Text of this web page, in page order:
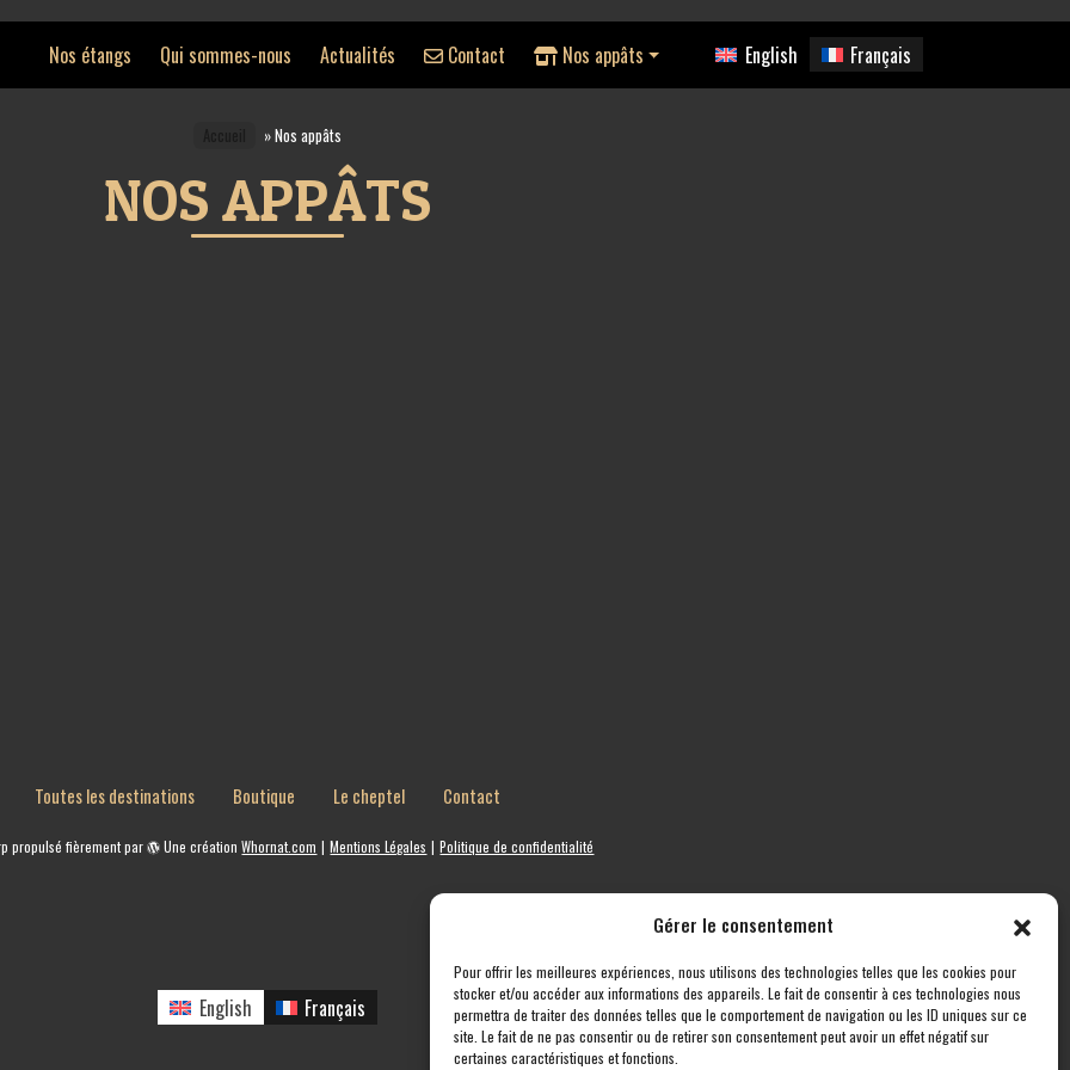
Gérer le consentement
Pour offrir les meilleures expériences, nous utilisons des technologies telles que les cookies pour
stocker et/ou accéder aux informations des appareils. Le fait de consentir à ces technologies nous
permettra de traiter des données telles que le comportement de navigation ou les ID uniques sur ce
site. Le fait de ne pas consentir ou de retirer son consentement peut avoir un effet négatif sur
certaines caractéristiques et fonctions.
Nos étangs Qui sommes-nous Actualités Contact Nos appâts English Français
»Nos appâts
NOS APPÂTS
Toutes les destinations Boutique Le cheptel Contact
propulsé fièrement par Une créationWhornat.com | Mentions Légales | Politique de confidentialité
English Français